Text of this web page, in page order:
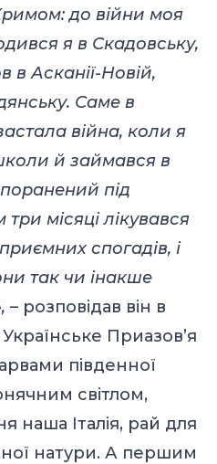
до війни моя
я в Скадовську,
Асканії-Новій,
Саме в
війна, коли я
й займався в
поранений під
місяці лікувався
спогадів, і
так чи інакше
– розповідав він в
Приазов’я
південної
світлом,
наша Італія, рай для
натури. А першим